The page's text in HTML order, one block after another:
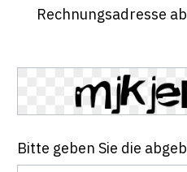
Rechnungsadresse
Bitte geben Sie die